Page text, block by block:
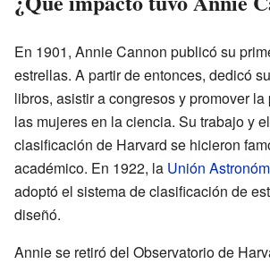
En 1901, Annie Cannon publicó su
estrellas. A partir de entonces, dedicó
libros, asistir a congresos y promover
las mujeres en la ciencia. Su trabajo y
clasificación de Harvard se hicieron
académico. En 1922, la Unión
adoptó el sistema de clasificación de
diseñó.
Annie se retiró del Observatorio de